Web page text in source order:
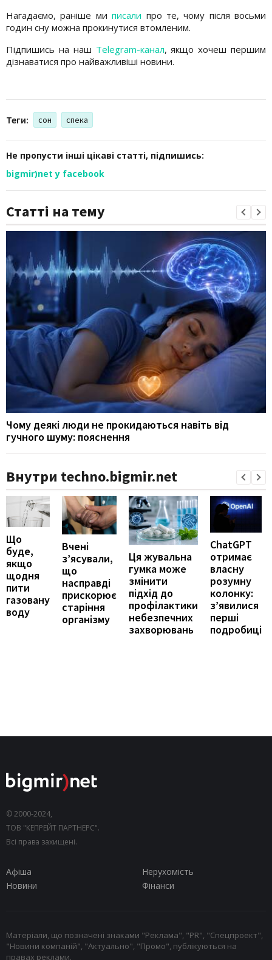
Нагадаємо, раніше миписали про те, чому після восьми
годин сну можна прокинутися втомленим.
Підпишись на наш Telegram-канал, якщо хочеш першим
дізнаватися про найважливіші новини.
Теги: сон спека
Не пропусти інші цікаві статті, підпишись:
bigmir)net у facebook
Статті на тему
Чому деякі люди не прокидаються навіть від
гучного шуму: пояснення
Внутри techno.bigmir.net
Що
буде,
якщо
щодня
пити
газовану
воду
Вчені
з’ясували,
що
насправді
прискорює
старіння
організму
Ця жувальна
гумка може
змінити
підхід до
профілактики
небезпечних
захворювань
ChatGPT
отримає
власну
розумну
колонку:
з’явилися
перші
подробиці
© 2000-2024,
ТОВ "КЕПРЕЙТ ПАРТНЕРС".
Всі права захищені.
Афіша
Нерухомість
Новини
Фінанси
Матеріали, що позначені знаками "Реклама", "PR", "Спецпроект",
"Новини компаній", "Актуально", "Промо", публікуються на
правах реклами.